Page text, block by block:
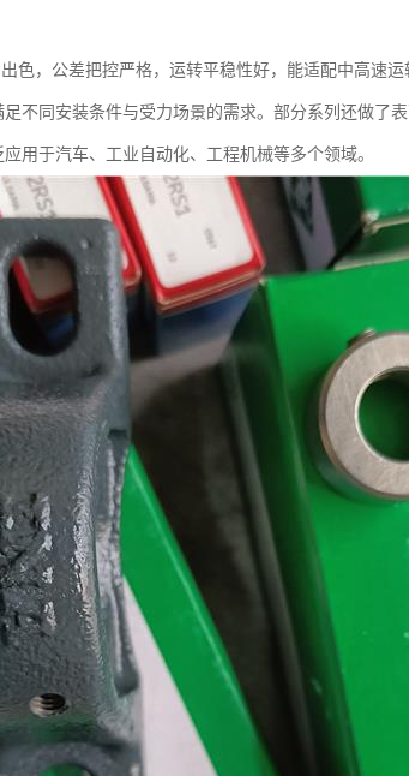
色，公差把控严格，运转平稳性好，能适配中高速
不同安装条件与受力场景的需求。部分系列还做了
用于汽车、工业自动化、工程机械等多个领域。